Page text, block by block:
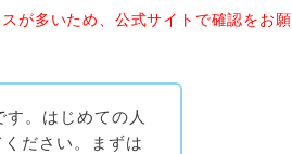
が多いため、公式サイトで確認をお願
。はじめての人
ださい。まずは